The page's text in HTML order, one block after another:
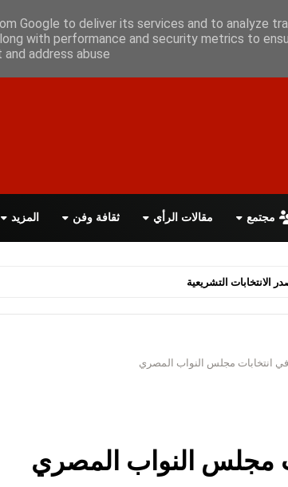
أعلن معانا اتصل بنا اقرأ الصحيفة PDF
مجتمع مقالات الرأي ثقافة وفن المزيد
الحكومة البريطانية
انتخابات مجلس النواب المصري
مجلس النواب المصري
Google to deliver its services and to analyze
with performance and security metrics to
address abuse.